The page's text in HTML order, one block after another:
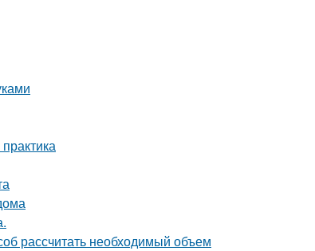
рассчитать необходимый объем